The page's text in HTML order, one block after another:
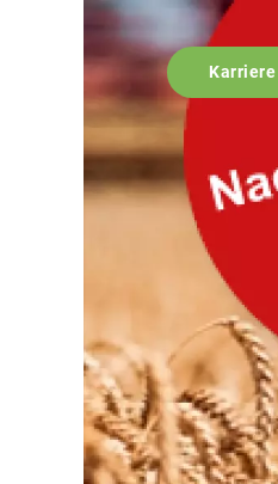
Karriere